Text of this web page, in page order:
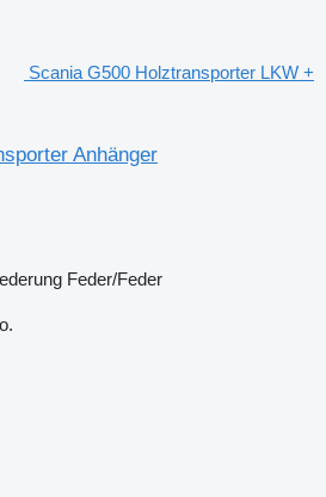
Scania G500 Holztransporter LKW +
Anhänger
Feder/Feder